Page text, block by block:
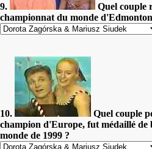
9.
Quel couple
championnat du monde
10.
Quel couple
champion d'Europe, fut médaillé de
monde de 1999 ?